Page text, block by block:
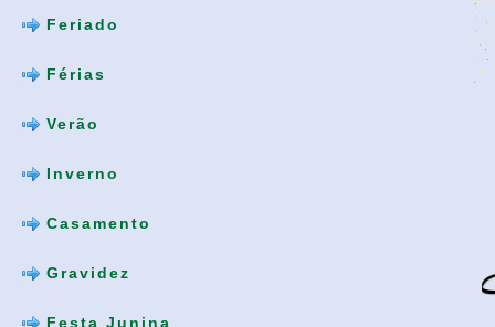
Feriado
Férias
Verão
Inverno
Casamento
Gravidez
Festa Junina